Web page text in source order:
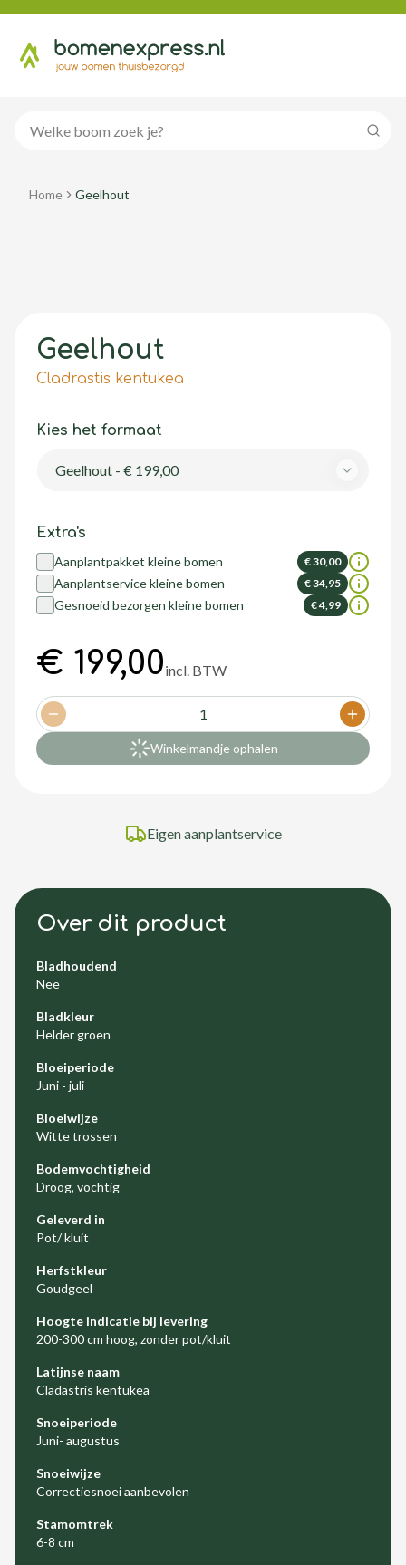
Home Geelhout
Geelhout
Cladrastis kentukea
Kies het formaat
Geelhout - € 199,00
Extra's
Aanplantpakket kleine bomen € 30,00
Aanplantservice kleine bomen € 34,95
Gesnoeid bezorgen kleine bomen € 4,99
€ 199,00incl. BTW
Decrease quantity 1
Winkelmandje ophalen
Eigen aanplantservice
Over dit product
Bladhoudend
Nee
Bladkleur
Helder groen
Bloeiperiode
Juni - juli
Bloeiwijze
Witte trossen
Bodemvochtigheid
Droog, vochtig
Geleverd in
Pot/ kluit
Herfstkleur
Goudgeel
Hoogte indicatie bij levering
200-300 cm hoog, zonder pot/kluit
Latijnse naam
Cladastris kentukea
Snoeiperiode
Juni- augustus
Snoeiwijze
Correctiesnoei aanbevolen
Stamomtrek
6-8 cm